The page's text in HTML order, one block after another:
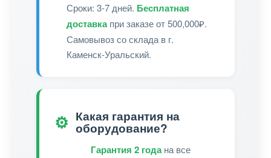
Сроки: 3-7 дней. Бесплатная
доставкапри заказе от 500,000₽.
Самовывоз со склада в г.
Каменск-Уральский.
⚙️ Какая гарантия на
оборудование?
Гарантия 2 годана все